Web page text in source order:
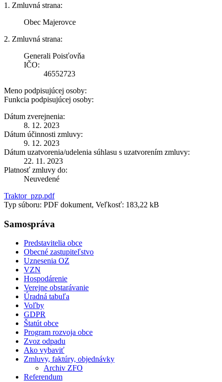
1. Zmluvná strana:
Obec Majerovce
2. Zmluvná strana:
Generali Poisťovňa
IČO:
46552723
Meno podpisujúcej osoby:
Funkcia podpisujúcej osoby:
Dátum zverejnenia:
8. 12. 2023
Dátum účinnosti zmluvy:
9. 12. 2023
Dátum uzatvorenia/udelenia súhlasu s uzatvorením zmluvy:
22. 11. 2023
Platnosť zmluvy do:
Neuvedené
Traktor_pzp.pdf
Typ súboru: PDF dokument, Veľkosť: 183,22 kB
Samospráva
Predstavitelia obce
Obecné zastupiteľstvo
Uznesenia OZ
VZN
Hospodárenie
Verejne obstarávanie
Úradná tabuľa
Voľby
GDPR
Štatút obce
Program rozvoja obce
Zvoz odpadu
Ako vybaviť
Zmluvy, faktúry, objednávky
Archiv ZFO
Referendum